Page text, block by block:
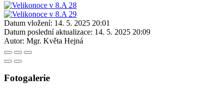
Datum vložení: 14. 5. 2025 20:01
Datum poslední aktualizace: 14. 5. 2025 20:09
Autor: Mgr. Květa Hejná
Fotogalerie